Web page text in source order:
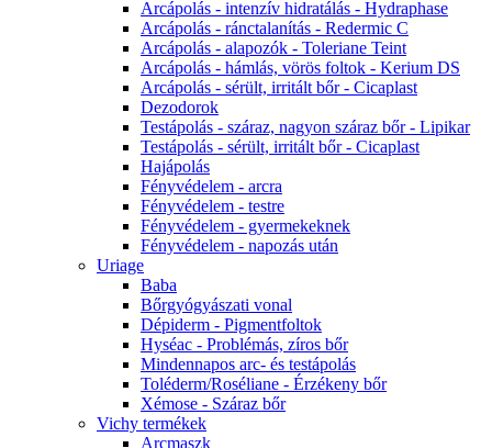
Arcápolás - intenzív hidratálás - Hydraphase
Arcápolás - ránctalanítás - Redermic C
Arcápolás - alapozók - Toleriane Teint
Arcápolás - hámlás, vörös foltok - Kerium DS
Arcápolás - sérült, irritált bőr - Cicaplast
Dezodorok
Testápolás - száraz, nagyon száraz bőr - Lipikar
Testápolás - sérült, irritált bőr - Cicaplast
Hajápolás
Fényvédelem - arcra
Fényvédelem - testre
Fényvédelem - gyermekeknek
Fényvédelem - napozás után
Uriage
Baba
Bőrgyógyászati vonal
Dépiderm - Pigmentfoltok
Hyséac - Problémás, zíros bőr
Mindennapos arc- és testápolás
Toléderm/Roséliane - Érzékeny bőr
Xémose - Száraz bőr
Vichy termékek
Arcmaszk